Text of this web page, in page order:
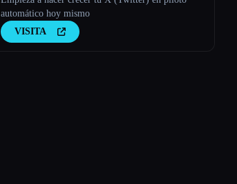
automático hoy mismo
VISITA